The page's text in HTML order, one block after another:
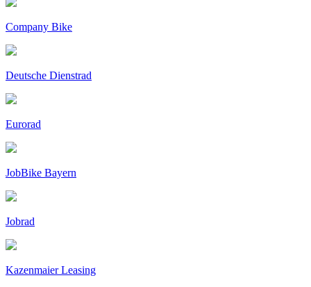
Company Bike
Deutsche Dienstrad
Eurorad
JobBike Bayern
Jobrad
Kazenmaier Leasing